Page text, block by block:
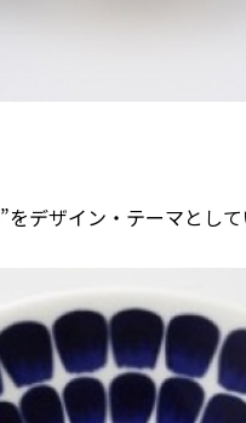
デザイン・テーマとし